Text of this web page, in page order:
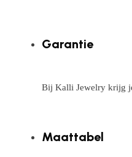
Garantie
Bij Kalli Jewelry krijg
Maattabel